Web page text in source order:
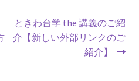
ズ・ワット
関を改良しフライフォイ
次
の
ときわ台学 the 講義のご紹
介【新しい外部リンクのご
紹介】